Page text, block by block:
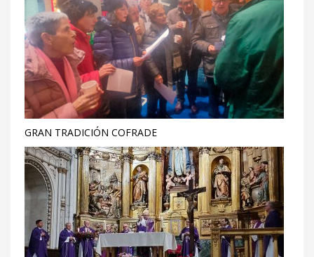
GRAN TRADICIÓN COFRADE